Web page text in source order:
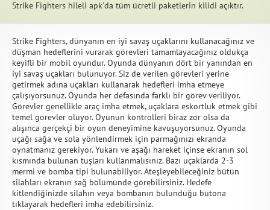
Strike Fighters hileli apk'da tüm ücretli paketlerin kilidi açıktır.
Strike Fighters, dünyanın en iyi savaş uçaklarını kullanacağınız ve
düşman hedeflerini vurarak görevleri tamamlayacağınız oldukça
keyifli bir mobil oyundur. Oyunda dünyanın dört bir yanından en
iyi savaş uçakları bulunuyor. Siz de verilen görevleri yerine
getirmek adına uçakları kullanarak hedefleri imha etmeye
çalışıyorsunuz. Oyunda her defasında farklı bir görev veriliyor.
Görevler genellikle araç imha etmek, uçaklara eskortluk etmek gibi
temel görevler oluyor. Oyunun kontrolleri biraz zor olsa da
alışınca gerçekçi bir oyun deneyimine kavuşuyorsunuz. Oyunda
uçağı sağa ve sola yönlendirmek için parmağınızı ekranda
oynatmanız gerekiyor. Yukarı ve aşağı hareket içinse ekranın sol
kısmında bulunan tuşları kullanmalısınız. Bazı uçaklarda 2-3
mermi ve bomba tipi bulunabiliyor. Ateşleyebileceğiniz bütün
silahları ekranın sağ bölümünde görebilirsiniz. Hedefe
kitlendiğinizde silahın veya bombanın bulunduğu butona
tıklayarak hedefleri imha edebilirsiniz.